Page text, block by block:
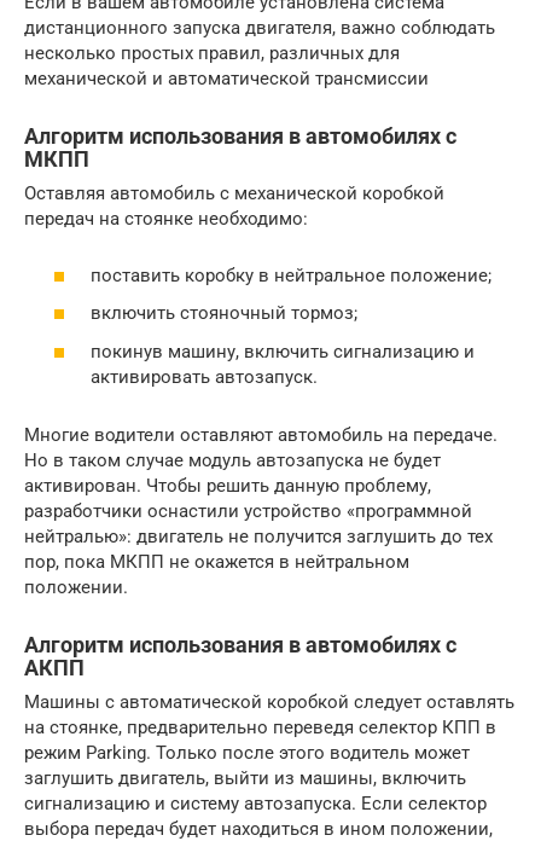
дистанционного запуска двигателя, важно соблюдать
несколько простых правил, различных для
механической и автоматической трансмиссии
Алгоритм использования в автомобилях с
МКПП
Оставляя автомобиль с механической коробкой
передач на стоянке необходимо:
поставить коробку в нейтральное положение;
включить стояночный тормоз;
покинув машину, включить сигнализацию и
активировать автозапуск.
Многие водители оставляют автомобиль на передаче.
Но в таком случае модуль автозапуска не будет
активирован. Чтобы решить данную проблему,
разработчики оснастили устройство «программной
нейтралью»: двигатель не получится заглушить до тех
пор, пока МКПП не окажется в нейтральном
положении.
Алгоритм использования в автомобилях с
АКПП
Машины с автоматической коробкой следует оставлять
на стоянке, предварительно переведя селектор КПП в
режим Parking. Только после этого водитель может
заглушить двигатель, выйти из машины, включить
сигнализацию и систему автозапуска. Если селектор
выбора передач будет находиться в ином положении,